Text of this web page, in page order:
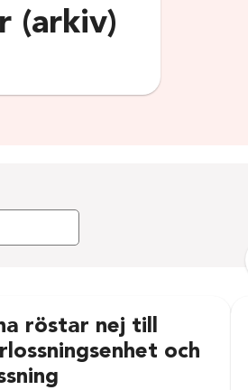
(arkiv)
röstar nej till
och